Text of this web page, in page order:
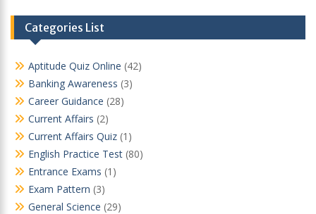
Categories List
Aptitude Quiz Online (42)
Banking Awareness (3)
Career Guidance (28)
Current Affairs (2)
Current Affairs Quiz (1)
English Practice Test (80)
Entrance Exams (1)
Exam Pattern (3)
General Science (29)